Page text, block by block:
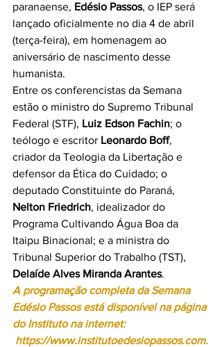
paranaense, Edésio Passos, o IEP será
lançado oficialmente no dia 4 de abril
(terça-feira), em homenagem ao
aniversário de nascimento desse
humanista.
Entre os conferencistas da Semana
estão o ministro do Supremo Tribunal
Federal (STF), Luiz Edson Fachin; o
teólogo e escritor Leonardo Boff,
criador da Teologia da Libertação e
defensor da Ética do Cuidado; o
deputado Constituinte do Paraná,
Nelton Friedrich, idealizador do
Programa Cultivando Água Boa da
Itaipu Binacional; e a ministra do
Tribunal Superior do Trabalho (TST),
Delaíde Alves Miranda Arantes.
A programação completa da Semana
Edésio Passos está disponível na página
do Instituto na internet:
https://www.institutoedesiopassos.com.